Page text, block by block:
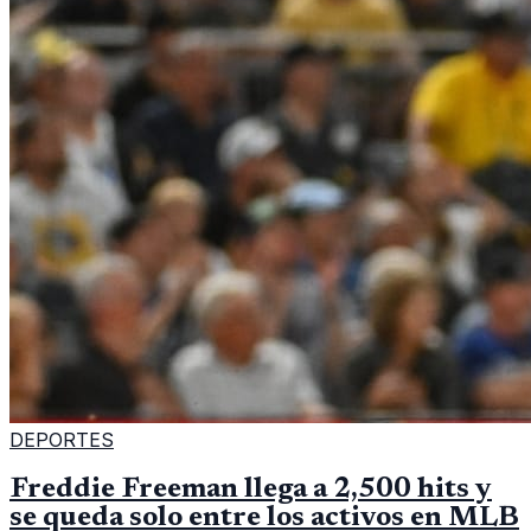
DEPORTES
Freddie Freeman llega a 2,500 hits y
se queda solo entre los activos en MLB